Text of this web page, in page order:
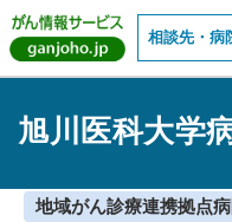
相談先・病
旭川医科大学
地域がん診療連携拠点